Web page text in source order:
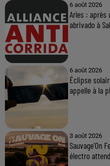
6 août 2026
Arles : après
abrivado à
6 août 2026
Éclipse
appelle à la
3 août 2026
Sauvage'On
électro